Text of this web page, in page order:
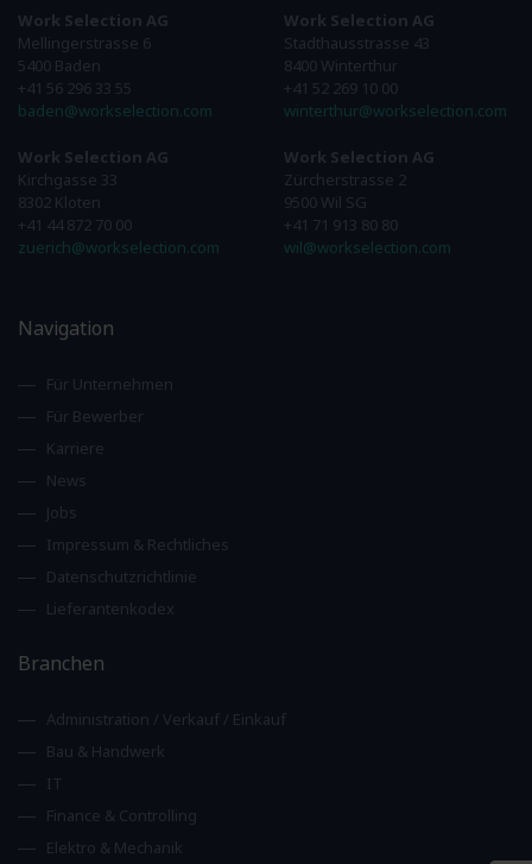
Work Selection AG
Mellingerstrasse 6
5400 Baden
+41 56 296 33 55
baden@workselection.com
Work Selection AG
Kirchgasse 33
8302 Kloten
+41 44 872 70 00
zuerich@workselection.com
Work Selection AG
Stadthausstrasse 43
8400 Winterthur
+41 52 269 10 00
winterthur@workselection.com
Work Selection AG
Zürcherstrasse 2
9500 Wil SG
+41 71 913 80 80
wil@workselection.com
Navigation
Für Unternehmen
Für Bewerber
Karriere
News
Jobs
Impressum & Rechtliches
Datenschutzrichtlinie
Lieferantenkodex
Branchen
Administration / Verkauf / Einkauf
Bau & Handwerk
IT
Finance & Controlling
Elektro & Mechanik